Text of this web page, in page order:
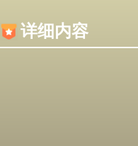
详细内容